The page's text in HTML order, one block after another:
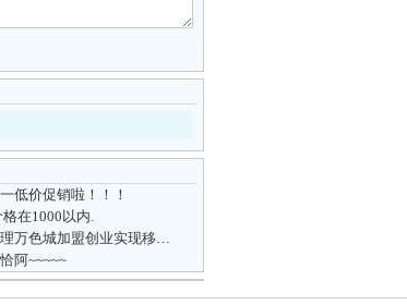
低价促销啦！！！
在1000以内.
万色城，万色水母代理万色城加盟创业实现移动互联网微商创业梦想
阿~~~~~